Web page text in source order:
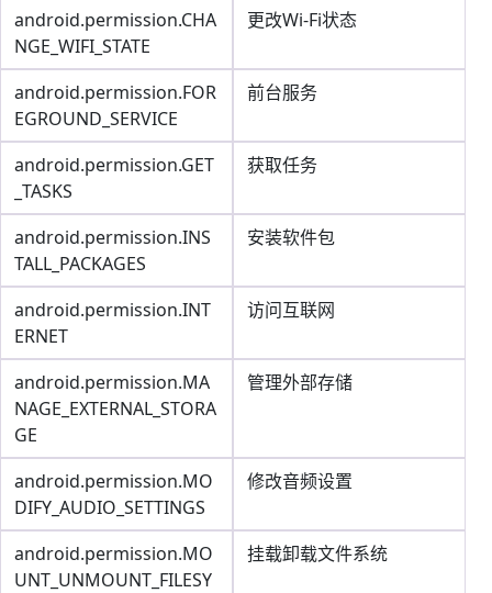
android.permission.CHA
NGE_WIFI_STATE
更改Wi-Fi状态
android.permission.FOR
EGROUND_SERVICE
前台服务
android.permission.GET
_TASKS
获取任务
android.permission.INS
TALL_PACKAGES
安装软件包
android.permission.INT
ERNET
访问互联网
android.permission.MA
NAGE_EXTERNAL_STORA
GE
管理外部存储
android.permission.MO
DIFY_AUDIO_SETTINGS
修改音频设置
android.permission.MO
UNT_UNMOUNT_FILESY
挂载卸载文件系统